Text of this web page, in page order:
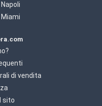
di vendita
sito